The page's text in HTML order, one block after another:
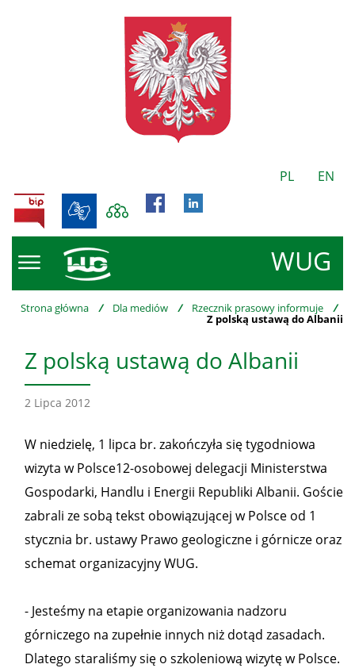
PL EN
WUG
BIP
Strona główna / Dla mediów / Rzecznik prasowy informuje /
Z polską ustawą do Albanii
Z polską ustawą do Albanii
2 Lipca 2012
W niedzielę, 1 lipca br. zakończyła się tygodniowa
wizyta w Polsce12-osobowej delegacji Ministerstwa
Gospodarki, Handlu i Energii Republiki Albanii. Goście
zabrali ze sobą tekst obowiązującej w Polsce od 1
stycznia br. ustawy Prawo geologiczne i górnicze oraz
schemat organizacyjny WUG.
- Jesteśmy na etapie organizowania nadzoru
górniczego na zupełnie innych niż dotąd zasadach.
Dlatego staraliśmy się o szkoleniową wizytę w Polsce.